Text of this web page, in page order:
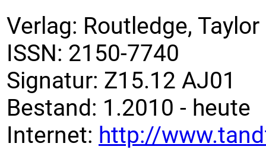
Verlag: Routledge,
ISSN: 2150-7740
Signatur: Z15.12 AJ01
Bestand: 1.2010 - heute
Internet: http://